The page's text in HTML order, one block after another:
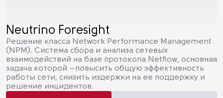
Neutrino Foresight
Решение класса Network Performance Management
(NPM). Система сбора и анализа сетевых
взаимодействий на базе протокола Netflow, основная
задача которой –повысить общую эффективность
работы сети, снизить издержки на ее поддержку и
решение инцидентов.